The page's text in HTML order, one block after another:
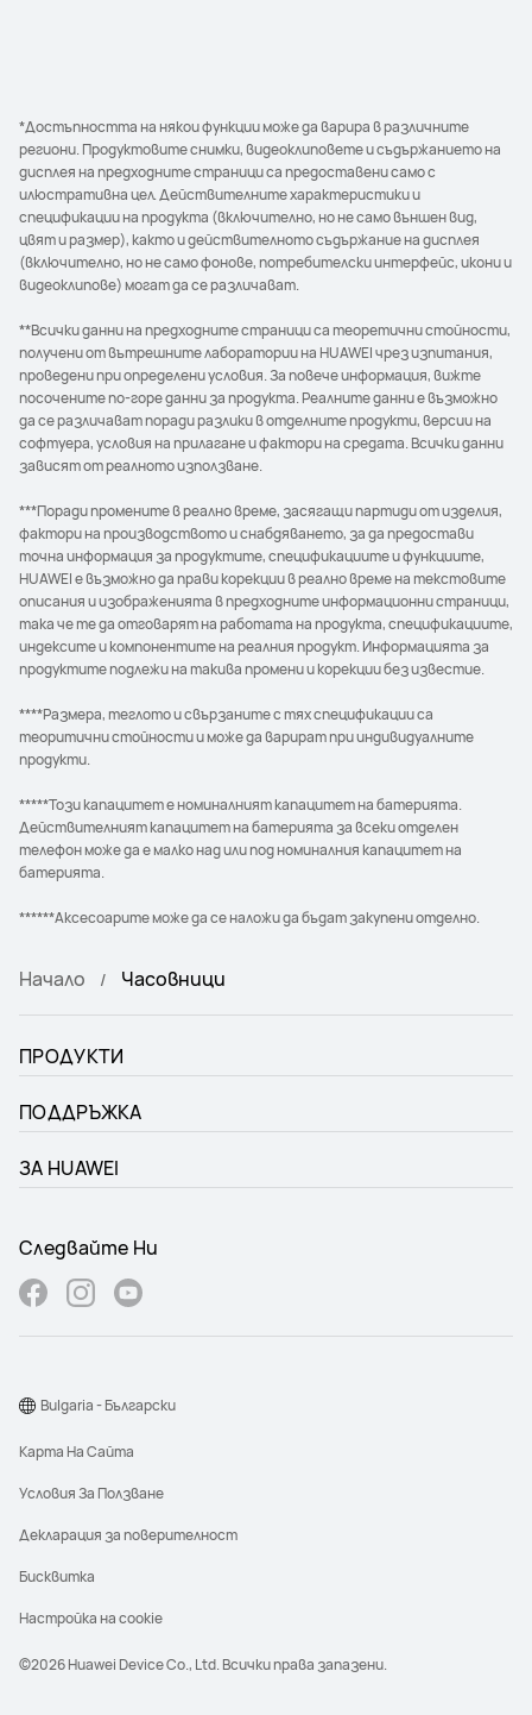
*Достъпността на някои функции може да варира в различните
региони. Продуктовите снимки, видеоклиповете и съдържанието на
дисплея на предходните страници са предоставени само с
илюстративна цел. Действителните характеристики и
спецификации на продукта (включително, но не само външен вид,
цвят и размер), както и действителното съдържание на дисплея
(включително, но не само фонове, потребителски интерфейс, икони и
видеоклипове) могат да се различават.
**Всички данни на предходните страници са теоретични стойности,
получени от вътрешните лаборатории на HUAWEI чрез изпитания,
проведени при определени условия. За повече информация, вижте
посочените по-горе данни за продукта. Реалните данни е възможно
да се различават поради разлики в отделните продукти, версии на
софтуера, условия на прилагане и фактори на средата. Всички данни
зависят от реалното използване.
***Поради промените в реално време, засягащи партиди от изделия,
фактори на производството и снабдяването, за да предостави
точна информация за продуктите, спецификациите и функциите,
HUAWEI е възможно да прави корекции в реално време на текстовите
описания и изображенията в предходните информационни страници,
така че те да отговарят на работата на продукта, спецификациите,
индексите и компонентите на реалния продукт. Информацията за
продуктите подлежи на такива промени и корекции без известие.
****Размера, теглото и свързаните с тях спецификации са
теоритични стойности и може да варират при индивидуалните
продукти.
*****Този капацитет е номиналният капацитет на батерията.
Действителният капацитет на батерията за всеки отделен
телефон може да е малко над или под номиналния капацитет на
батерията.
******Аксесоарите може да се наложи да бъдат закупени отделно.
Начало Часовници
ПРОДУКТИ
ПОДДРЪЖКА
ЗА HUAWEI
Следвайте Ни
©2026 Huawei Device Co., Ltd. Всички права запазени.
Карта На Сайта
Условия За Ползване
Декларация за поверителност
Бисквитка
Настройка на cookie
Bulgaria - Български